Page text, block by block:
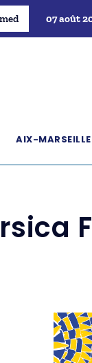
07 août
AIX-MARSEILLE